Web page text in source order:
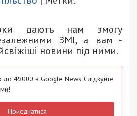
дають нам змогу
ЗМІ, а вам -
новини під ними.
до 49000 в Google News. Слідкуйте
Приєднатися